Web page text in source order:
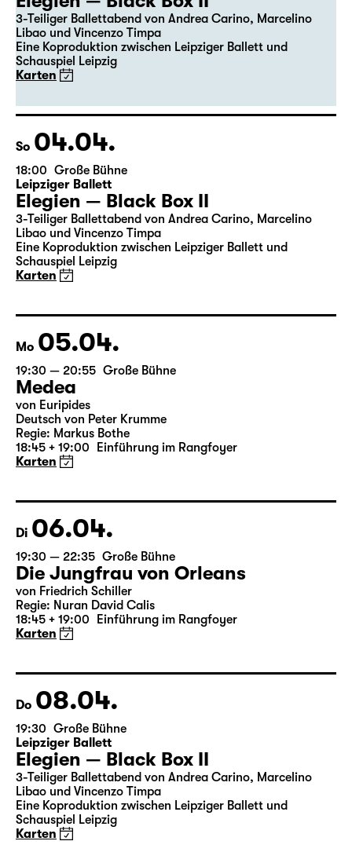
19:30 Große Bühne
Premiere
Leipziger Ballett
Elegien — Black Box II
3-Teiliger Ballettabend von Andrea Carino, Marcelino
Eine Koproduktion zwischen Leipziger Ballett und
Schauspiel Leipzig
Karten
So 04.04.
18:00 Große Bühne
Leipziger Ballett
Elegien — Black Box II
3-Teiliger Ballettabend von Andrea Carino, Marcelino
Schauspiel Leipzig
Karten
Mo 05.04.
19:30 — 20:55 Große Bühne
Medea
von Euripides
18:45 + 19:00 Einführung im Rangfoyer
Karten
Di 06.04.
19:30 — 22:35 Große Bühne
Die Jungfrau von Orleans
18:45 + 19:00 Einführung im Rangfoyer
Karten
Do 08.04.
19:30 Große Bühne
Leipziger Ballett
Elegien — Black Box II
3-Teiliger Ballettabend von Andrea Carino, Marcelino